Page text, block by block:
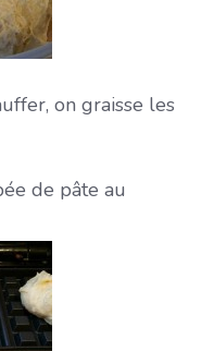
on graisse les
de pâte au